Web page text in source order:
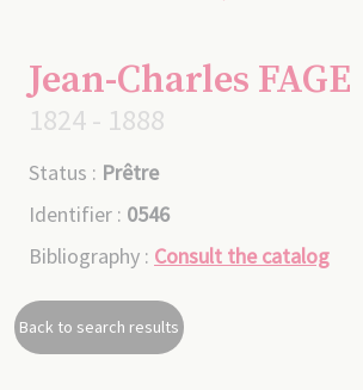
Jean-Charles FAGE
1824 - 1888
Status : Prêtre
Identifier : 0546
Bibliography : Consult the catalog
Back to search results